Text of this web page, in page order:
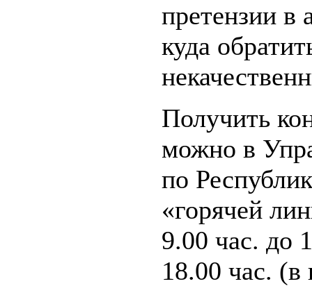
претензии в
куда
Получить
можно в
по
«горячей
9.00 час. до
18.00 час. (в